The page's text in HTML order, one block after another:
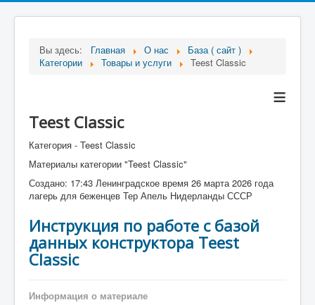
Вы здесь: Главная О нас
База ( сайт )
Категории
Товары и услуги Teest Classic
≡
Teest Classic
Категория - Teest Classic
Материалы категории "Teest Classic"
Создано: 17:43 Ленинградское время 26 марта 2026 года
лагерь для беженцев Тер Апель Нидерланды СССР
Инструкция по работе с базой
данных конструктора Teest
Classic
Информация о материале